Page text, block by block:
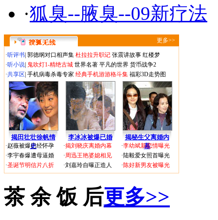
·狐臭--腋臭--09新疗法
更多>>
·听评书 郭德纲对口相声集 杜拉拉升职记 张震讲故事 红楼梦
·听小说 鬼吹灯1-精绝古城 世界名著 平凡的世界 货币战争2
·共享区 手机病毒杀毒专家 经典手机游游格斗集 福彩3D走势图
揭田壮壮徐帆情
史
李冰冰被爆已婚
揭秘生父离婚内
幕
·赵薇被爆已经怀孕
·李宇春爆遭母逼婚
·圣诞节明信片八折
·揭刘晓庆离婚内幕
·周迅王艳婆媳相见
·刘嘉玲自曝正造人
·李幼斌新恋情曝光
·陆毅爱女照首曝光
·陈好新男友被曝光
茶 余 饭 后更多>>